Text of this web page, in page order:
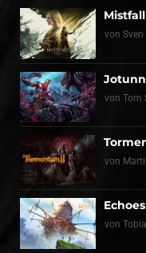
von Sven
von Tom
von
von